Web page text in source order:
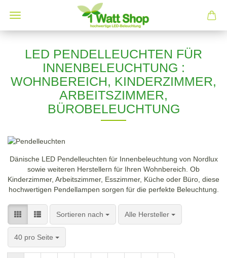
LED PENDELLEUCHTEN FÜR
INNENBELEUCHTUNG :
WOHNBEREICH, KINDERZIMMER,
ARBEITSZIMMER,
BÜROBELEUCHTUNG
Dänische LED Pendelleuchten für Innenbeleuchtung von Nordlux
sowie weiteren Herstellern für Ihren Wohnbereich. Ob
Kinderzimmer, Arbeitszimmer, Esszimmer, Küche oder Büro, diese
hochwertigen Pendellampen sorgen für die perfekte Beleuchtung.
Sortieren nach
Sortieren nach Alle Hersteller
pro Seite
40 pro Seite
pro Seite